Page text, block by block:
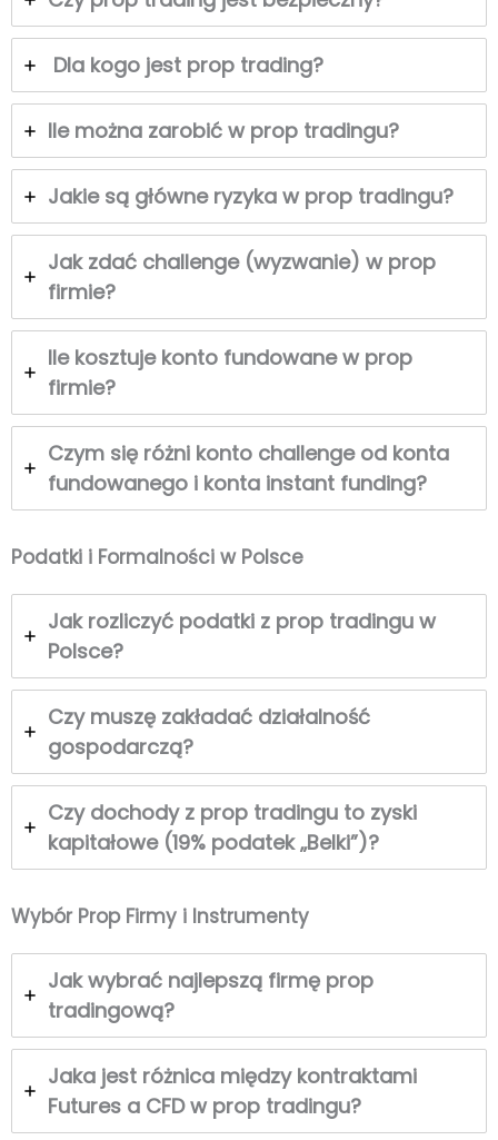
Dla kogo jest prop trading?
Ile można zarobić w prop tradingu?
Jakie są główne ryzyka w prop tradingu?
Jak zdać challenge (wyzwanie) w prop
firmie?
Ile kosztuje konto fundowane w prop
firmie?
Czym się różni konto challenge od konta
fundowanego i konta instant funding?
Podatki i Formalności w Polsce
Jak rozliczyć podatki z prop tradingu w
Polsce?
Czy muszę zakładać działalność
gospodarczą?
Czy dochody z prop tradingu to zyski
kapitałowe (19% podatek „Belki”)?
Wybór Prop Firmy i Instrumenty
Jak wybrać najlepszą firmę prop
tradingową?
Jaka jest różnica między kontraktami
Futures a CFD w prop tradingu?